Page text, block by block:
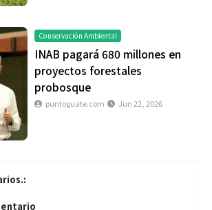
Conservación Ambiental
INAB pagará 680 millones en
proyectos forestales
probosque
puntoguate.com Jun 22, 2026